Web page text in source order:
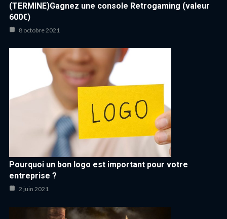
(TERMINE)Gagnez une console Retrogaming (valeur
600€)
8 octobre 2021
Pourquoi un bon logo est important pour votre
entreprise ?
2 juin 2021